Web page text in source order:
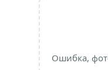
Ошибка,